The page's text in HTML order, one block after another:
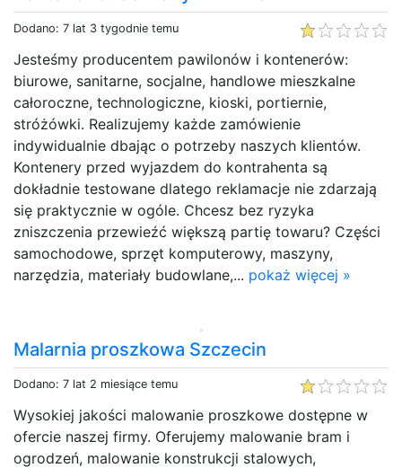
Dodano: 7 lat 3 tygodnie temu
Jesteśmy producentem pawilonów i kontenerów:
biurowe, sanitarne, socjalne, handlowe mieszkalne
całoroczne, technologiczne, kioski, portiernie,
stróżówki. Realizujemy każde zamówienie
indywidualnie dbając o potrzeby naszych klientów.
Kontenery przed wyjazdem do kontrahenta są
dokładnie testowane dlatego reklamacje nie zdarzają
się praktycznie w ogóle. Chcesz bez ryzyka
zniszczenia przewieźć większą partię towaru? Części
samochodowe, sprzęt komputerowy, maszyny,
narzędzia, materiały budowlane,... pokaż więcej »
Malarnia proszkowa Szczecin
Dodano: 7 lat 2 miesiące temu
Wysokiej jakości malowanie proszkowe dostępne w
ofercie naszej firmy. Oferujemy malowanie bram i
ogrodzeń, malowanie konstrukcji stalowych,